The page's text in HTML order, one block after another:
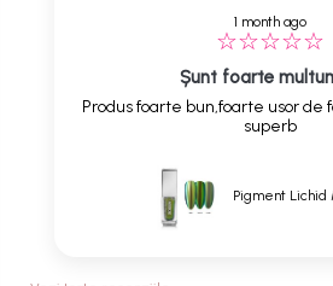
1 month ago
Șunt foarte
Produs foarte bun,foarte usor de
superb
Pigment Lichid